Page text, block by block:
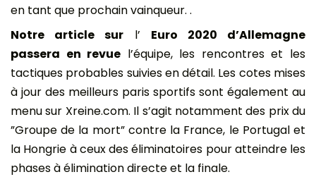
en tant que prochain vainqueur. .
Notre article sur l’ Euro 2020 d’Allemagne
passera en revue l’équipe, les rencontres et les
tactiques probables suivies en détail. Les cotes mises
à jour des meilleurs paris sportifs sont également au
menu sur Xreine.com. Il s’agit notamment des prix du
”Groupe de la mort” contre la France, le Portugal et
la Hongrie à ceux des éliminatoires pour atteindre les
phases à élimination directe et la finale.